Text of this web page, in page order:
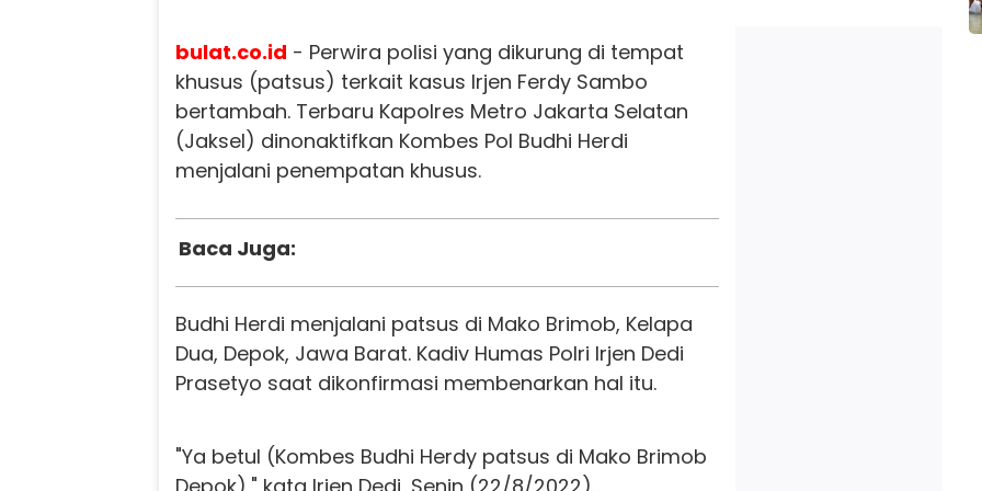
bulat.co.id - Perwira polisi yang dikurung di tempat
khusus (patsus) terkait kasus Irjen Ferdy Sambo
bertambah. Terbaru Kapolres Metro Jakarta Selatan
(Jaksel) dinonaktifkan Kombes Pol Budhi Herdi
menjalani penempatan khusus.
Baca Juga:
Budhi Herdi menjalani patsus di Mako Brimob, Kelapa
Dua, Depok, Jawa Barat. Kadiv Humas Polri Irjen Dedi
Prasetyo saat dikonfirmasi membenarkan hal itu.
"Ya betul (Kombes Budhi Herdy patsus di Mako Brimob